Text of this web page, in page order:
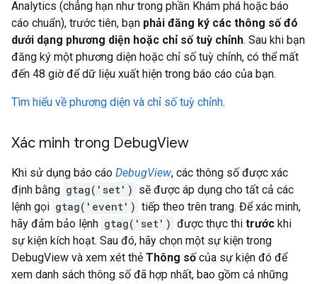
Analytics (chẳng hạn như trong phần Khám phá hoặc báo
cáo chuẩn), trước tiên, bạn phải đăng ký các thông số đó
dưới dạng phương diện hoặc chỉ số tuỳ chỉnh. Sau khi bạn
đăng ký một phương diện hoặc chỉ số tuỳ chỉnh, có thể mất
đến 48 giờ để dữ liệu xuất hiện trong báo cáo của bạn.
Tìm hiểu về phương diện và chỉ số tuỳ chỉnh.
Xác minh trong DebugView
Khi sử dụng báo cáo DebugView, các thông số được xác
định bằng gtag('set') sẽ được áp dụng cho tất cả các
lệnh gọi gtag('event') tiếp theo trên trang. Để xác minh,
hãy đảm bảo lệnh gtag('set') được thực thi trước khi
sự kiện kích hoạt. Sau đó, hãy chọn một sự kiện trong
DebugView và xem xét thẻ Thông sốcủa sự kiện đó để
xem danh sách thông số đã hợp nhất, bao gồm cả những